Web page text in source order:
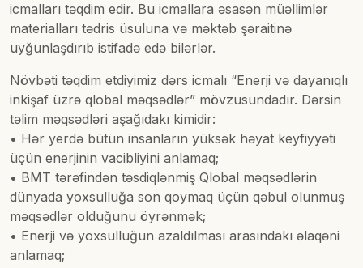
icmalları təqdim edir. Bu icmallara əsasən müəllimlər
materialları tədris üsuluna və məktəb şəraitinə
uyğunlaşdırıb istifadə edə bilərlər.
Növbəti təqdim etdiyimiz dərs icmalı “Enerji və dayanıqlı
inkişaf üzrə qlobal məqsədlər” mövzusundadır. Dərsin
təlim məqsədləri aşağıdakı kimidir:
• Hər yerdə bütün insanların yüksək həyat keyfiyyəti
üçün enerjinin vacibliyini anlamaq;
• BMT tərəfindən təsdiqlənmiş Qlobal məqsədlərin
dünyada yoxsulluğa son qoymaq üçün qəbul olunmuş
məqsədlər olduğunu öyrənmək;
• Enerji və yoxsulluğun azaldılması arasındakı əlaqəni
anlamaq;